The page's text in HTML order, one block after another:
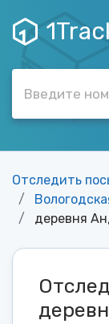
Отследить
деревня